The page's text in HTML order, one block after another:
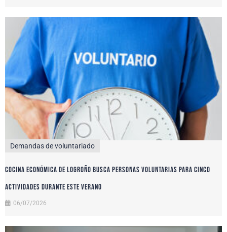
Demandas de voluntariado
Cocina Económica de Logroño busca personas voluntarias para cinco
actividades durante este verano
06/07/2026